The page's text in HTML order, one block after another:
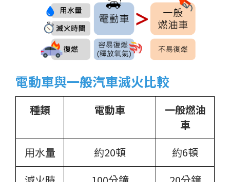
電動車與一般汽車滅火比較
種類 電動車
一般燃油
車
用水量
約20頓
約6頓